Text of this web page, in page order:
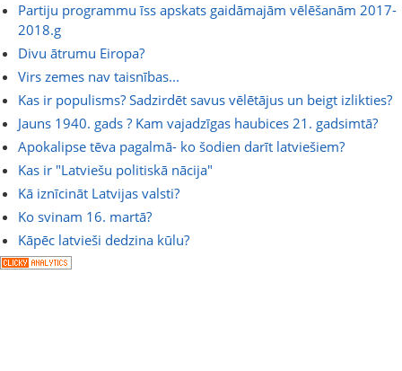
Partiju programmu īss apskats gaidāmajām vēlēšanām 2017-
2018.g
Divu ātrumu Eiropa?
Virs zemes nav taisnības...
Kas ir populisms? Sadzirdēt savus vēlētājus un beigt izlikties?
Jauns 1940. gads ? Kam vajadzīgas haubices 21. gadsimtā?
Apokalipse tēva pagalmā- ko šodien darīt latviešiem?
Kas ir "Latviešu politiskā nācija"
Kā iznīcināt Latvijas valsti?
Ko svinam 16. martā?
Kāpēc latvieši dedzina kūlu?